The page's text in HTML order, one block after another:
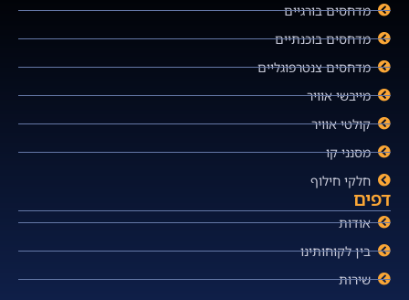
מדחסים בורגיים
מדחסים בוכנתיים
מדחסים צנטרפוגליים
מייבשי אוויר
קולטי אוויר
מסנני קו
חלקי חילוף
דפים
אודות
בין לקוחותינו
שירות